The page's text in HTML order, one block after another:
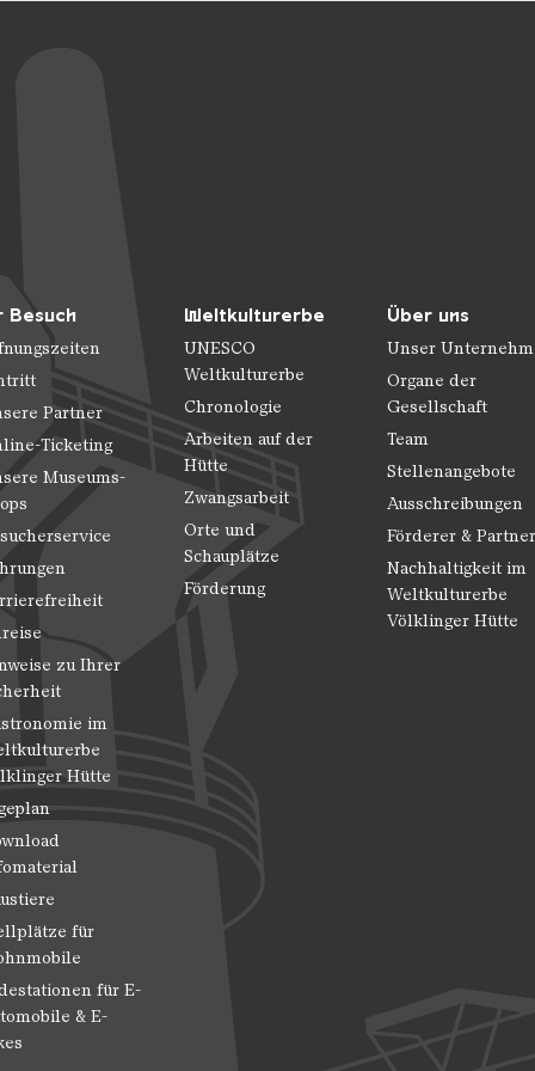
Besuch
Partner
Ticketing
Museums-
zu Ihrer
im
Hütte
für
für E-
& E-
Weltkulturerbe
UNESCO
Weltkulturerbe
Chronologie
Arbeiten auf der
Hütte
Zwangsarbeit
Orte und
Schauplätze
Förderung
Über uns
Unser
Organe der
Gesellschaft
Team
Stellenangebote
Ausschreibungen
Förderer &
Nachhaltigkeit im
Weltkulturerbe
Völklinger Hütte